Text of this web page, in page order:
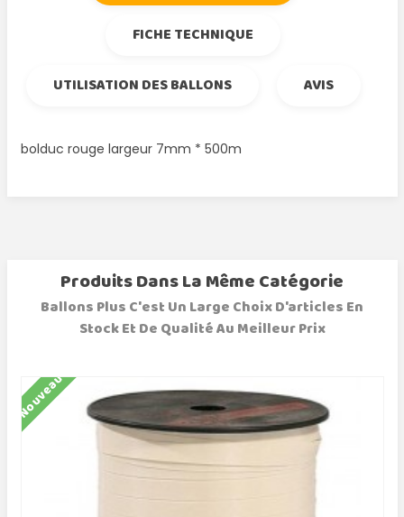
FICHE TECHNIQUE
UTILISATION DES BALLONS
AVIS
bolduc rouge largeur 7mm * 500m
Produits Dans La Même Catégorie
Ballons Plus C'est Un Large Choix D'articles En
Stock Et De Qualité Au Meilleur Prix
Nouveau